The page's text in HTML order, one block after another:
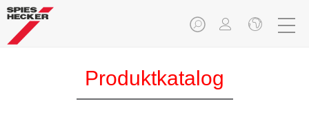
Produktkatalog